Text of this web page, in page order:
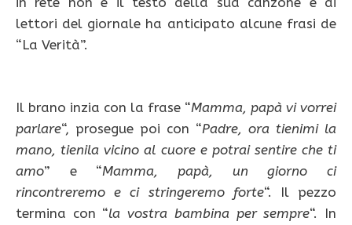
lettori del giornale ha anticipato alcune frasi de
“La Verità”.
Il brano inzia con la frase “Mamma, papà vi vorrei
parlare“, prosegue poi con “Padre, ora tienimi la
mano, tienila vicino al cuore e potrai sentire che ti
amo” e “Mamma, papà, un giorno ci
rincontreremo e ci stringeremo forte“. Il pezzo
termina con “la vostra bambina per sempre“. In